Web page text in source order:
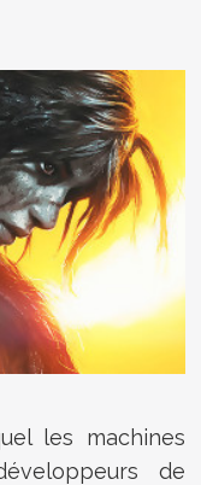
les machines
de